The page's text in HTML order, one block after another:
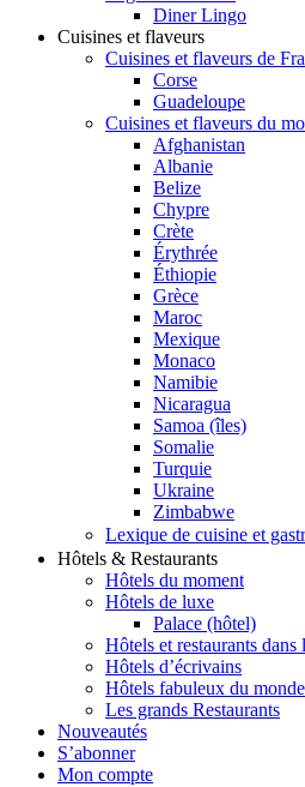
Diner Lingo
Cuisines et flaveurs
Cuisines et flaveurs de
Corse
Guadeloupe
Cuisines et flaveurs du
Afghanistan
Albanie
Belize
Chypre
Crète
Érythrée
Éthiopie
Grèce
Maroc
Mexique
Monaco
Namibie
Nicaragua
Samoa (îles)
Somalie
Turquie
Ukraine
Zimbabwe
Lexique de cuisine et
Hôtels & Restaurants
Hôtels du moment
Hôtels de luxe
Palace (hôtel)
Hôtels et restaurants dans
Hôtels d’écrivains
Hôtels fabuleux du monde
Les grands Restaurants
Nouveautés
S’abonner
Mon compte